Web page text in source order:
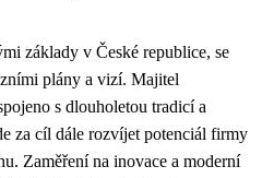
základy v České republice, se
plány a vizí. Majitel
s dlouholetou tradicí a
za cíl dále rozvíjet potenciál firmy
Zaměření na inovace a moderní